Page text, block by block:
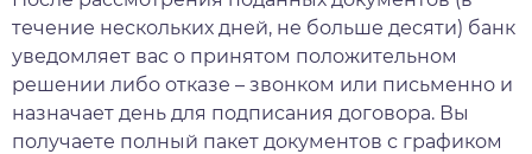
течение нескольких дней, не больше десяти) банк
уведомляет вас о принятом положительном
решении либо отказе – звонком или письменно и
назначает день для подписания договора. Вы
получаете полный пакет документов с графиком